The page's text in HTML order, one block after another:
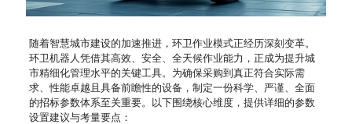
随着智慧城市建设的加速推进，环卫作业模式正经历深刻变革。
环卫机器人凭借其高效、安全、全天候作业能力，正成为提升城
市精细化管理水平的关键工具。为确保采购到真正符合实际需
求、性能卓越且具备前瞻性的设备，制定一份科学、严谨、全面
的招标参数体系至关重要。以下围绕核心维度，提供详细的参数
设置建议与考量要点：